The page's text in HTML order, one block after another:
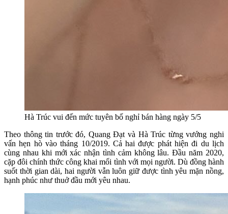
Hà Trúc vui đến mức tuyên bố nghỉ bán hàng ngày 5/5
Theo thông tin trước đó, Quang Đạt và Hà Trúc từng vướng nghi
vấn hẹn hò vào tháng 10/2019. Cả hai được phát hiện đi du lịch
cùng nhau khi mới xác nhận tình cảm không lâu. Đầu năm 2020,
cặp đôi chính thức công khai mối tình với mọi người. Dù đồng hành
suốt thời gian dài, hai người vẫn luôn giữ được tình yêu mặn nồng,
hạnh phúc như thuở đầu mới yêu nhau.